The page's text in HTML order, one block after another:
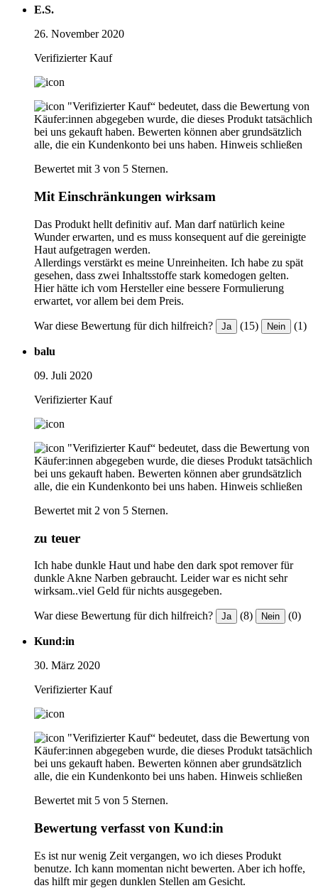
E.S.
26. November 2020
Verifizierter Kauf
"Verifizierter Kauf“ bedeutet, dass die Bewertung von
Käufer:innen abgegeben wurde, die dieses Produkt tatsächlich
bei uns gekauft haben. Bewerten können aber grundsätzlich
alle, die ein Kundenkonto bei uns haben. Hinweis schließen
Bewertet mit 3 von 5 Sternen.
Mit Einschränkungen wirksam
Das Produkt hellt definitiv auf. Man darf natürlich keine
Wunder erwarten, und es muss konsequent auf die gereinigte
Haut aufgetragen werden.
Allerdings verstärkt es meine Unreinheiten. Ich habe zu spät
gesehen, dass zwei Inhaltsstoffe stark komedogen gelten.
Hier hätte ich vom Hersteller eine bessere Formulierung
erwartet, vor allem bei dem Preis.
War diese Bewertung für dich hilfreich? Ja (15) Nein (1)
balu
09. Juli 2020
Verifizierter Kauf
"Verifizierter Kauf“ bedeutet, dass die Bewertung von
Käufer:innen abgegeben wurde, die dieses Produkt tatsächlich
bei uns gekauft haben. Bewerten können aber grundsätzlich
alle, die ein Kundenkonto bei uns haben. Hinweis schließen
Bewertet mit 2 von 5 Sternen.
zu teuer
Ich habe dunkle Haut und habe den dark spot remover für
dunkle Akne Narben gebraucht. Leider war es nicht sehr
wirksam..viel Geld für nichts ausgegeben.
War diese Bewertung für dich hilfreich? Ja (8) Nein (0)
Kund:in
30. März 2020
Verifizierter Kauf
"Verifizierter Kauf“ bedeutet, dass die Bewertung von
Käufer:innen abgegeben wurde, die dieses Produkt tatsächlich
bei uns gekauft haben. Bewerten können aber grundsätzlich
alle, die ein Kundenkonto bei uns haben. Hinweis schließen
Bewertet mit 5 von 5 Sternen.
Bewertung verfasst von Kund:in
Es ist nur wenig Zeit vergangen, wo ich dieses Produkt
benutze. Ich kann momentan nicht bewerten. Aber ich hoffe,
das hilft mir gegen dunklen Stellen am Gesicht.